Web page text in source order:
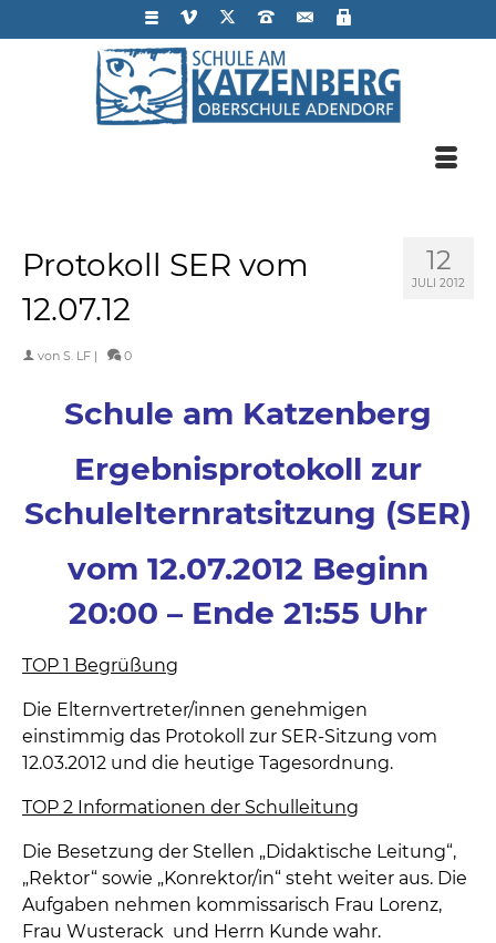
12
JULI 2012
Protokoll SER vom
12.07.12
von S. LF | 0
Schule am Katzenberg
Ergebnisprotokoll zur
Schulelternratsitzung (SER)
vom 12.07.2012 Beginn
20:00 – Ende 21:55 Uhr
TOP 1 Begrüßung
Die Elternvertreter/innen genehmigen
einstimmig das Protokoll zur SER-Sitzung vom
12.03.2012 und die heutige Tagesordnung.
TOP 2 Informationen der Schulleitung
Die Besetzung der Stellen „Didaktische Leitung“,
„Rektor“ sowie „Konrektor/in“ steht weiter aus. Die
Aufgaben nehmen kommissarisch Frau Lorenz,
Frau Wusterack und Herrn Kunde wahr.